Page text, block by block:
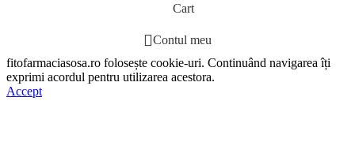
Cart
Contul meu
fitofarmaciasosa.ro folosește cookie-uri. Continuând navigarea îți
exprimi acordul pentru utilizarea acestora.
Accept